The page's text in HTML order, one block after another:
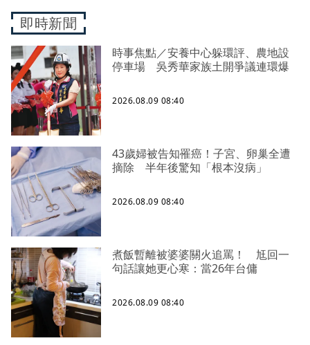
即時新聞
時事焦點／安養中心躲環評、農地設
停車場 吳秀華家族土開爭議連環爆
2026.08.09 08:40
43歲婦被告知罹癌！子宮、卵巢全遭
摘除 半年後驚知「根本沒病」
2026.08.09 08:40
煮飯暫離被婆婆關火追罵！ 尪回一
句話讓她更心寒：當26年台傭
2026.08.09 08:40